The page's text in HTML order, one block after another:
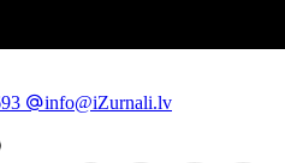
info@iZurnali.lv